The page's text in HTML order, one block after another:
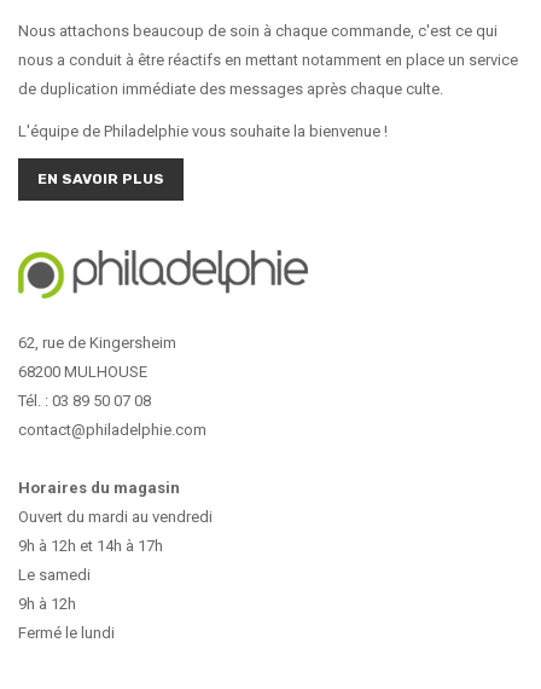
Nous attachons beaucoup de soin à chaque commande, c'est ce qui
nous a conduit à être réactifs en mettant notamment en place un service
de duplication immédiate des messages après chaque culte.
L'équipe de Philadelphie vous souhaite la bienvenue !
EN SAVOIR PLUS
62, rue de Kingersheim
68200 MULHOUSE
Tél. : 03 89 50 07 08
contact@philadelphie.com
Horaires du magasin
Ouvert du mardi au vendredi
9h à 12h et 14h à 17h
Le samedi
9h à 12h
Fermé le lundi